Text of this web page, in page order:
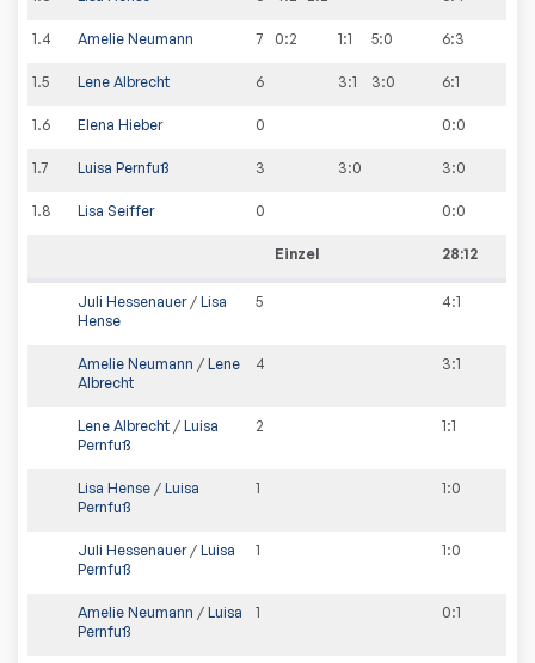
1.4 Amelie Neumann 7 0:2 1:1 5:0 6:3
1.5 Lene Albrecht 6 3:1 3:0 6:1
1.6 Elena Hieber 0 0:0
1.7 Luisa Pernfuß 3 3:0 3:0
1.8 Lisa Seiffer 0 0:0
Einzel 28:12
Juli Hessenauer/ Lisa
Hense
5 4:1
Amelie Neumann / Lene
Albrecht
4 3:1
Lene Albrecht / Luisa
Pernfuß
2 1:1
Lisa Hense / Luisa
Pernfuß
1 1:0
Juli Hessenauer/ Luisa
Pernfuß
1 1:0
Amelie Neumann / Luisa
Pernfuß
1 0:1